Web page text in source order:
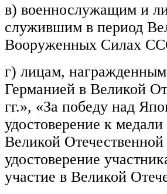
в) военнослужащим и
служившим в период
Вооруженных Силах
г) лицам,
Германией в Великой
гг.», «За победу над
удостоверение к
Великой
удостоверение
участие в Великой